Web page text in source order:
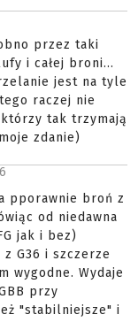
przez taki
i całej broni...
jest na tyle
raczej nie
tak trzymają
zdanie)
pporawnie broń z
od niedawna
jak i bez)
G36 i szczerze
wygodne. Wydaje
przy
"stabilniejsze" i